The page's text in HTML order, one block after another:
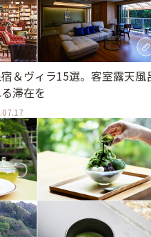
＆ヴィラ15選。客室露天風
滞在を